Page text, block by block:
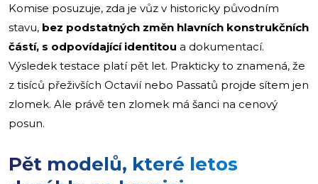
Komise posuzuje, zda je vůz v historicky původním
stavu, bez podstatných změn hlavních konstrukčních
částí, s odpovídající identitou a dokumentací.
Výsledek testace platí pět let. Prakticky to znamená, že
z tisíců přeživších Octavií nebo Passatů projde sítem jen
zlomek. Ale právě ten zlomek má šanci na cenový
posun.
Pět modelů, které letos